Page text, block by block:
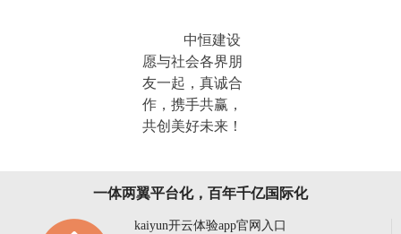
中恒建设
愿与社会各界朋
友一起，真诚合
作，携手共赢，
共创美好未来！
一体两翼平台化，百年千亿国际化
kaiyun开云体验app官网入口